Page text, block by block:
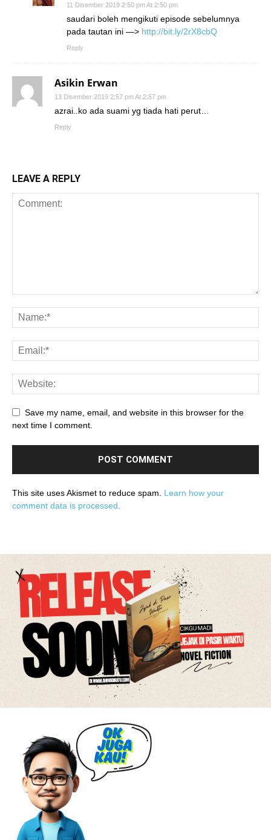
11 Disember 2019 2:50 pm At 2:50 pm
saudari boleh mengikuti episode sebelumnya
pada tautan ini —> http://bit.ly/2rX8cbQ
Reply
Asikin Erwan
13 Disember 2019 2:57 pm At 2:57 pm
azrai..ko ada suami yg tiada hati perut…
Reply
LEAVE A REPLY
Save my name, email, and website in this browser for the
next time I comment.
This site uses Akismet to reduce spam. Learn how your
comment data is processed.